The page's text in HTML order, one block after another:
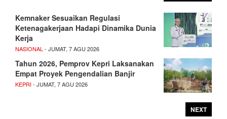
Kemnaker Sesuaikan Regulasi
Ketenagakerjaan Hadapi Dinamika Dunia
Kerja
NASIONAL- JUMAT, 7 AGU 2026
Tahun 2026, Pemprov Kepri Laksanakan
Empat Proyek Pengendalian Banjir
KEPRI- JUMAT, 7 AGU 2026
NEXT